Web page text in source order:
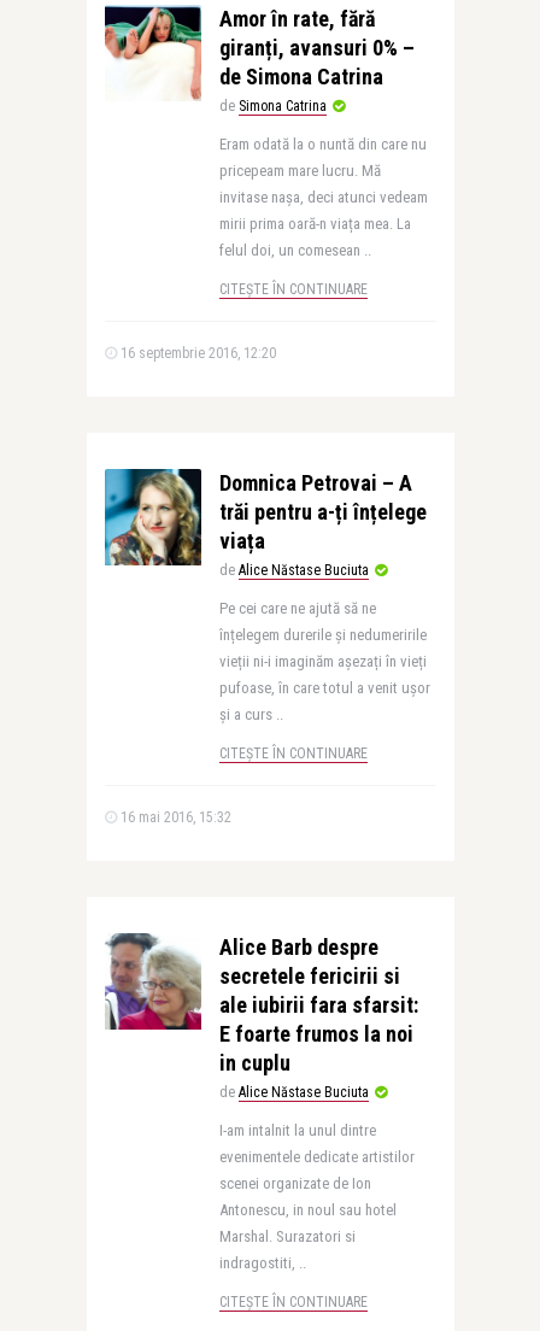
Amor în rate, fără
giranți, avansuri 0% –
de Simona Catrina
de Simona Catrina
Eram odată la o nuntă din care nu
pricepeam mare lucru. Mă
invitase nașa, deci atunci vedeam
mirii prima oară-n viața mea. La
felul doi, un comesean ..
CITEȘTE ÎN CONTINUARE
16 septembrie 2016, 12:20
Domnica Petrovai – A
trăi pentru a-ți înțelege
viața
de Alice Năstase Buciuta
Pe cei care ne ajută să ne
înțelegem durerile și nedumeririle
vieții ni-i imaginăm așezați în vieți
pufoase, în care totul a venit ușor
și a curs ..
CITEȘTE ÎN CONTINUARE
16 mai 2016, 15:32
Alice Barb despre
secretele fericirii si
ale iubirii fara sfarsit:
E foarte frumos la noi
in cuplu
de Alice Năstase Buciuta
I-am intalnit la unul dintre
evenimentele dedicate artistilor
scenei organizate de Ion
Antonescu, in noul sau hotel
Marshal. Surazatori si
indragostiti, ..
CITEȘTE ÎN CONTINUARE